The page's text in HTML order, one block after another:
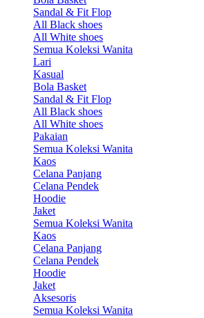
Sandal & Fit Flop
All Black shoes
All White shoes
Semua Koleksi Wanita
Lari
Kasual
Bola Basket
Sandal & Fit Flop
All Black shoes
All White shoes
Pakaian
Semua Koleksi Wanita
Kaos
Celana Panjang
Celana Pendek
Hoodie
Jaket
Semua Koleksi Wanita
Kaos
Celana Panjang
Celana Pendek
Hoodie
Jaket
Aksesoris
Semua Koleksi Wanita